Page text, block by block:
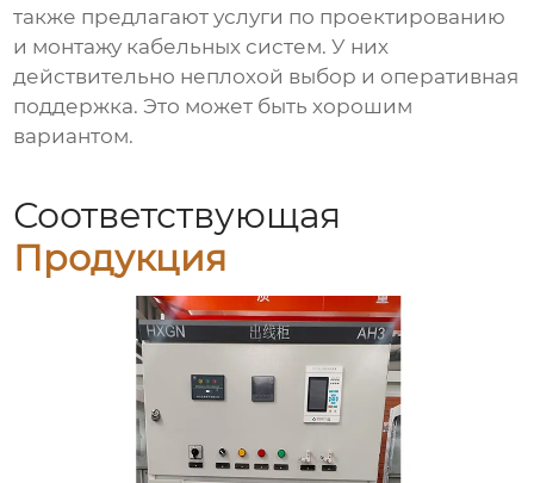
также предлагают услуги по проектированию
и монтажу кабельных систем. У них
действительно неплохой выбор и оперативная
поддержка. Это может быть хорошим
вариантом.
Соответствующая
Продукция